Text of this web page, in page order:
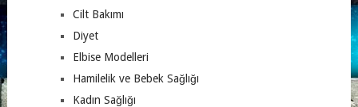
Cilt Bakımı
Diyet
Elbise Modelleri
Hamilelik ve Bebek Sağlığı
Kadın Sağlığı